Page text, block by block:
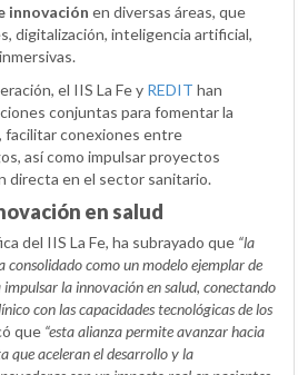
innovación en diversas áreas, que
digitalización, inteligencia artificial,
el IIS La Fe y REDIT han
conjuntas para fomentar la
conexiones entre
así como impulsar proyectos
directa en el sector sanitario.
en salud
del IIS La Fe, ha subrayado que “la
consolidado como un modelo ejemplar de
la innovación en salud, conectando
con las capacidades tecnológicas de los
que “esta alianza permite avanzar hacia
que aceleran el desarrollo y la